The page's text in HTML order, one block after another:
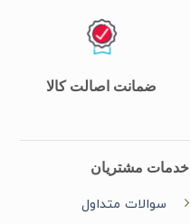
ضمانت اصالت کالا
خدمات مشتریان
سوالات متداول